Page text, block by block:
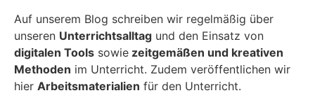
Auf unserem Blog schreiben wir regelmäßig über
unseren Unterrichtsalltag und den Einsatz von
digitalen Tools sowie zeitgemäßen und kreativen
Methoden im Unterricht. Zudem veröffentlichen wir
hier Arbeitsmaterialien für den Unterricht.